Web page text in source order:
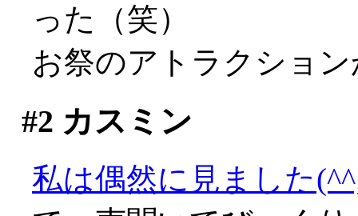
った（笑）
お祭のアトラクショ
#2 カスミン
私は偶然に見ました